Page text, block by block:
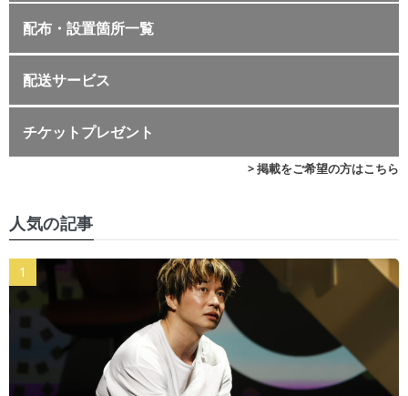
配布・設置箇所一覧
配送サービス
チケットプレゼント
> 掲載をご希望の方はこちら
人気の記事